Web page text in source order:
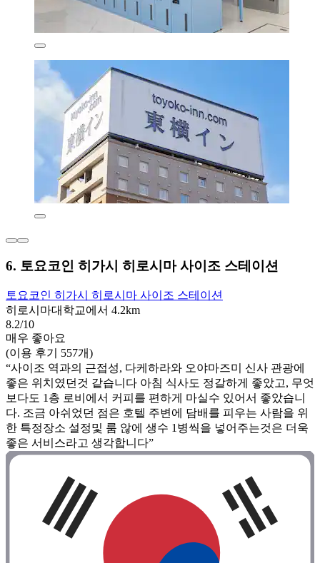
6. 토요코인 히가시 히로시마 사이조 스테이션
토요코인 히가시 히로시마 사이조 스테이션
히로시마대학교에서 4.2km
8.2/10
매우 좋아요
(이용 후기 557개)
“사이조 역과의 근접성, 다케하라와 오야마즈미 신사 관광에
좋은 위치였던것 같습니다 아침 식사도 정갈하게 좋았고, 무엇
보다도 1층 로비에서 커피를 편하게 마실수 있어서 좋았습니
다. 조금 아쉬었던 점은 호텔 주변에 담배를 피우는 사람을 위
한 특정장소 설정및 룸 않에 생수 1병씩을 넣어주는것은 더욱
좋은 서비스라고 생각합니다”